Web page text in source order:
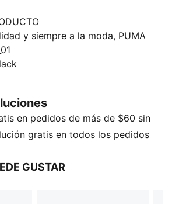
y siempre a la moda, PUMA
de descanso perfecta para
sudadera combina una textura
para dar una comodidad
para: Lifestyle by PUMA
en pedidos de más de $60 sin
gratis en todos los pedidos
GUSTAR